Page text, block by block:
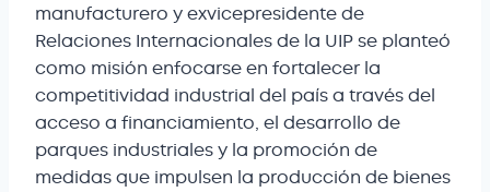
manufacturero y exvicepresidente de
Relaciones Internacionales de la UIP se planteó
como misión enfocarse en fortalecer la
competitividad industrial del país a través del
acceso a financiamiento, el desarrollo de
parques industriales y la promoción de
medidas que impulsen la producción de bienes